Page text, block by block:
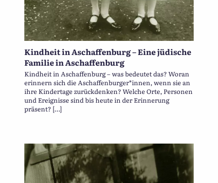
Kindheit in Aschaffenburg – Eine jüdische
Familie in Aschaffenburg
Kindheit in Aschaffenburg – was bedeutet das? Woran
erinnern sich die Aschaffenburger*innen, wenn sie an
ihre Kindertage zurückdenken? Welche Orte, Personen
und Ereignisse sind bis heute in der Erinnerung
präsent? […]